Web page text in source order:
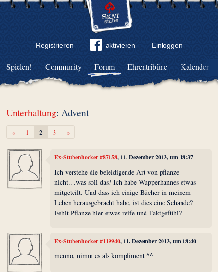
Registrieren aktivieren Einloggen
Community Forum Ehrentribüne Kalender
Spielen!
Unterhaltung: Advent
«Zurück1 2 3 »Weiter
Ex-Stubenhocker #87158, 11. Dezember 2013, um 18:37
Ich verstehe die beleidigende Art von pflanze
nicht....was soll das? Ich habe Wupperhannes etwas
mitgeteilt. Und dass ich einige Bücher in meinem
Leben herausgebracht habe, ist dies eine Schande?
Fehlt Pflanze hier etwas reife und Taktgefühl?
Ex-Stubenhocker #119940, 11. Dezember 2013, um 18:40
menno, nimm es als kompliment ^^